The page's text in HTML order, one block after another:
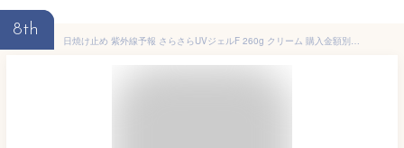
8th
日焼け止め 紫外線予報 さらさらUVジェルF 260g クリーム 購入金額別特典あり 無添加 オーガニック 正規品 天然 ナチュラル 日焼け止めクリーム UVクリーム キッズ 赤ちゃん ベビー